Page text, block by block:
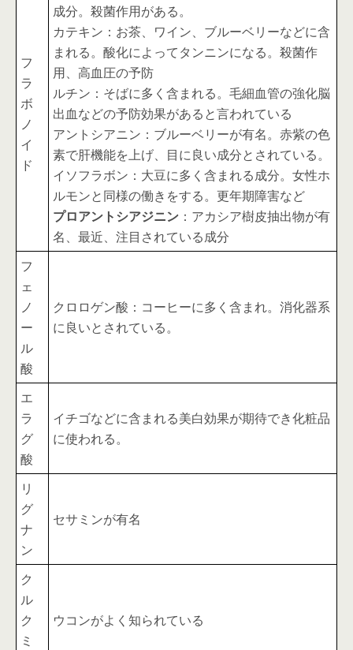
フ
ラ
ボ
ノ
イ
ド
成分。殺菌作用がある。
カテキン：お茶、ワイン、ブルーベリーなどに含
まれる。酸化によってタンニンになる。殺菌作
用、高血圧の予防
ルチン：そばに多く含まれる。毛細血管の強化脳
出血などの予防効果があると言われている
アントシアニン：ブルーベリーが有名。赤紫の色
素で肝機能を上げ、目に良い成分とされている。
イソフラボン：大豆に多く含まれる成分。女性ホ
ルモンと同様の働きをする。更年期障害など
プロアントシアジニン ：アカシア樹皮抽出物が有
名、最近、注目されている成分
フ
ェ
ノ
ー
ル
酸
クロロゲン酸：コーヒーに多く含まれ。消化器系
に良いとされている。
エ
ラ
グ
酸
イチゴなどに含まれる美白効果が期待でき化粧品
に使われる。
リ
グ
ナ
ン
セサミンが有名
ク
ル
ク
ミ
ウコンがよく知られている